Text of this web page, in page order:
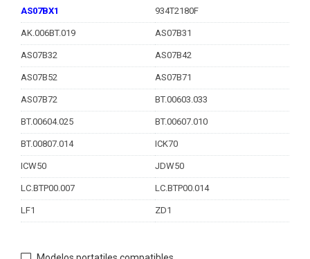
AS07BX1 934T2180F
AK.006BT.019 AS07B31
AS07B32 AS07B42
AS07B52 AS07B71
AS07B72 BT.00603.033
BT.00604.025 BT.00607.010
BT.00807.014 ICK70
ICW50 JDW50
LC.BTP00.007 LC.BTP00.014
LF1 ZD1